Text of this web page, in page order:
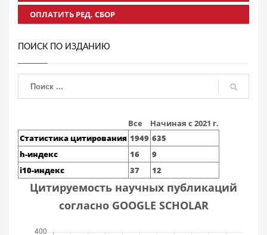
ОПЛАТИТЬ РЕД. СБОР
ПОИСК ПО ИЗДАНИЮ
Все
Начиная с 2021 г.
Статистика цитирования 1949 635
h-индекс
16
9
i10-индекс
37 12
Цитируемость научных публикаций
согласно GOOGLE SCHOLAR